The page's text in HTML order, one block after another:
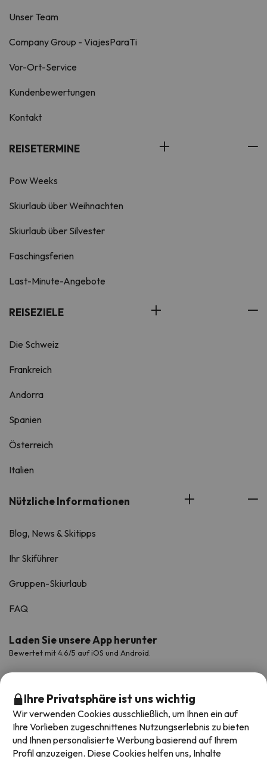
Unser Team
Company Group - ViajesParaTi
Vor-Ort-Service
Kundenbewertungen
Kontakt
REISETERMINE
Pow Weeks
Skiurlaub über Weihnachten
Skiurlaub über Silvester
Faschingsferien
Last-Minute-Angebote
REISEZIELE
Die Schweiz
Frankreich
Andorra
Spanien
Österreich
Italien
Nützliche Informationen
Blog, News & Skitipps
Ihr Skiführer
Gruppen-Skiurlaub
FAQ
Laden Sie unsere App herunter
Bewertet mit 4.6/5 auf iOS und Android.
Ihre Privatsphäre ist uns wichtig
Wir verwenden Cookies ausschließlich, um Ihnen ein auf
Ihre Vorlieben zugeschnittenes Nutzungserlebnis zu bieten
und Ihnen personalisierte Werbung basierend auf Ihrem
Profil anzuzeigen. Diese Cookies helfen uns, Inhalte